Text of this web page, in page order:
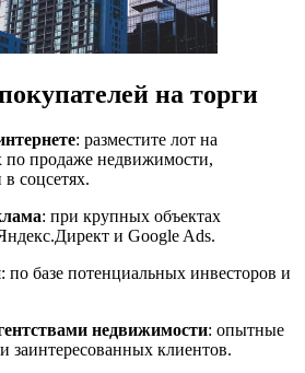
на торги
: разместите лот на
продаже недвижимости,
соцсетях.
: при крупных объектах
и Google Ads.
: по базе потенциальных инвесторов и
недвижимости: опытные
заинтересованных клиентов.